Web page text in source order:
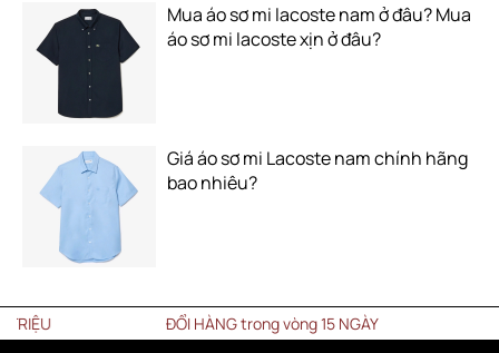
Mua áo sơ mi lacoste nam ở đâu? Mua
áo sơ mi lacoste xịn ở đâu?
Giá áo sơ mi Lacoste nam chính hãng
bao nhiêu?
ĐỔI HÀNG trong vòng 15 NGÀY